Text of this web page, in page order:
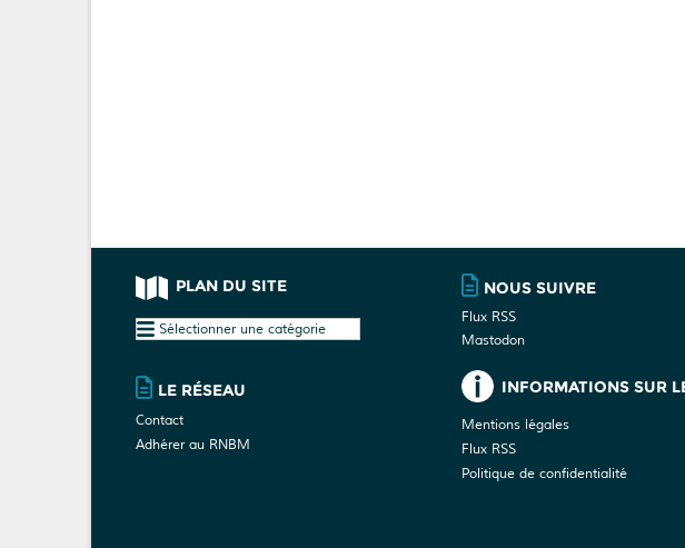
PLAN DU SITE
Plan
site
LE RÉSEAU
Contact
Adhérer au RNBM
NOUS SUIVRE
Flux RSS
Mastodon
INFORMATIONS SUR
Mentions légales
Flux RSS
Politique de confidentialité